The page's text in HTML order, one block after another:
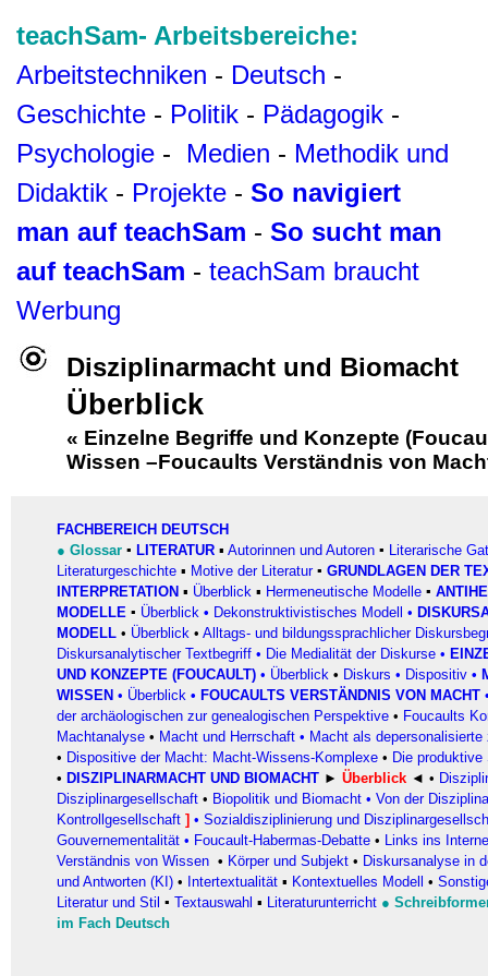
teachSam- Arbeitsbereiche:
Arbeitstechniken - Deutsch -
Geschichte - Politik - Pädagogik -
Psychologie - Medien - Methodik und
Didaktik - Projekte - So navigiert
man auf teachSam - So sucht man
auf teachSam - teachSam braucht
Werbung
Disziplinarmacht und Biomacht
Überblick
« Einzelne Begriffe und Konzepte
Wissen –Foucaults Verständnis von
FACHBEREICH DEUTSCH
● Glossar ▪ LITERATUR ▪ Autorinnen und Autoren ▪ Literarische
Literaturgeschichte ▪ Motive der Literatur ▪ GRUNDLAGEN DER
INTERPRETATION ▪ Überblick ▪ Hermeneutische Modelle ▪
MODELLE ▪ Überblick • Dekonstruktivistisches Modell •
MODELL • Überblick • Alltags- und bildungssprachlicher
Diskursanalytischer Textbegriff • Die Medialität der Diskurse •
UND KONZEPTE (FOUCAULT) • Überblick • Diskurs • Dispositiv •
WISSEN • Überblick • FOUCAULTS VERSTÄNDNIS VON MACHT
der archäologischen zur genealogischen Perspektive • Foucaults
Machtanalyse • Macht und Herrschaft • Macht als
• Dispositive der Macht: Macht-Wissens-Komplexe • Die
• DISZIPLINARMACHT UND BIOMACHT ► Überblick ◄ •
Disziplinargesellschaft • Biopolitik und Biomacht • Von der
Kontrollgesellschaft ] • Sozialdisziplinierung und
Gouvernementalität • Foucault-Habermas-Debatte • Links ins
Verständnis von Wissen • Körper und Subjekt • Diskursanalyse in
und Antworten (KI) • Intertextualität ▪ Kontextuelles Modell •
Literatur und Stil ▪ Textauswahl ▪ Literaturunterricht ●
im Fach Deutsch